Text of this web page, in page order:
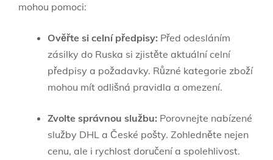
mohou pomoci:
Ověřte si celní předpisy: Před odesláním
zásilky do Ruska si zjistěte aktuální celní
předpisy a požadavky. Různé kategorie zboží
mohou mít odlišná pravidla a omezení.
Zvolte správnou službu: Porovnejte nabízené
služby DHL a České pošty. Zohledněte nejen
cenu, ale i rychlost doručení a spolehlivost.